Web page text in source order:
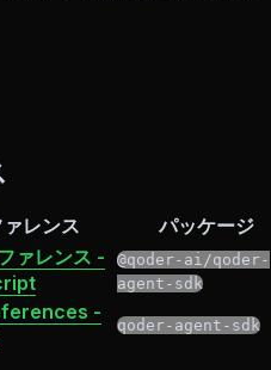
ァレンス
パッケージ
ァレンス -
@qoder-ai/qoder-
agent-sdk
-
qoder-agent-sdk